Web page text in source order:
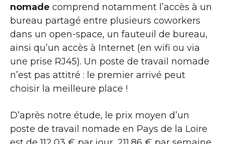
nomade comprend notamment l’accès à un
bureau partagé entre plusieurs coworkers
dans un open-space, un fauteuil de bureau,
ainsi qu’un accès à Internet (en wifi ou via
une prise RJ45). Un poste de travail nomade
n’est pas attitré : le premier arrivé peut
choisir la meilleure place !
D’après notre étude, le prix moyen d’un
poste de travail nomade en Pays de la Loire